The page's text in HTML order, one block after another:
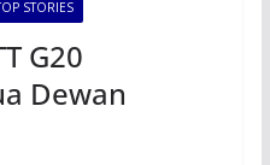
STORIES
G20
Dewan